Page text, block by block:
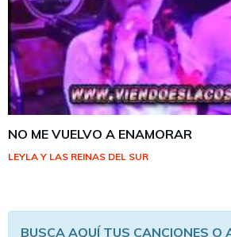
NO ME VUELVO A ENAMORAR
LEYLA Y LAS REINAS DEL SUR
BUSCA AQUÍ TUS CANCIONES O